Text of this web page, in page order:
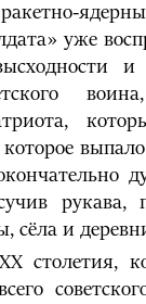
уже
и
рукава,
сёла и
столетия,